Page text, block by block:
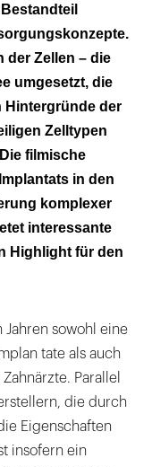
der Zellen – die
umgesetzt, die
Hintergründe der
Zelltypen
filmische
in den
komplexer
interessante
Highlight für den
sowohl eine
tate als auch
Parallel
die durch
Eigenschaften
insofern ein